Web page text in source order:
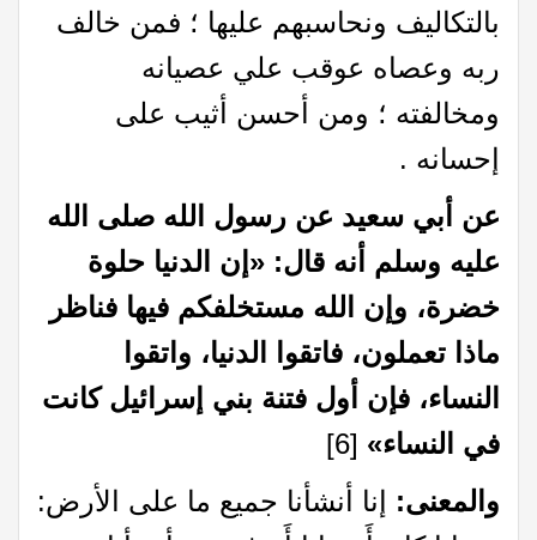
بالتكاليف ونحاسبهم عليها ؛ فمن خالف
ربه وعصاه عوقب علي عصيانه
ومخالفته ؛ ومن أحسن أثيب على
إحسانه .
عن أبي سعيد عن رسول الله صلى الله
عليه وسلم أنه قال: «إن الدنيا حلوة
خضرة، وإن الله مستخلفكم فيها فناظر
ماذا تعملون، فاتقوا الدنيا، واتقوا
النساء، فإن أول فتنة بني إسرائيل كانت
في النساء» [6]
والمعنى: إنا أنشأنا جميع ما على الأرض: